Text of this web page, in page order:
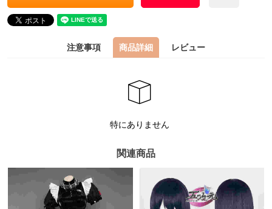
注意事項 商品詳細 レビュー
特にありません
関連商品